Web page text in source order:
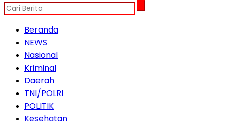
Beranda
NEWS
Nasional
Kriminal
Daerah
TNI/POLRI
POLITIK
Kesehatan